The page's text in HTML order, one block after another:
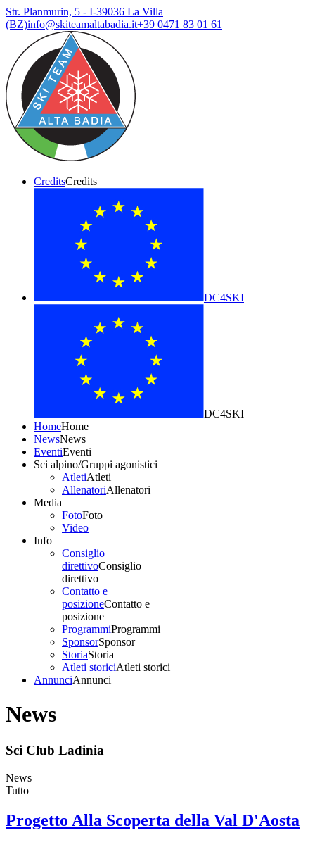
Str. Planmurin, 5 - I-39036 La Villa
(BZ)info@skiteamaltabadia.it+39 0471 83 01 61
CreditsCredits
DC4SKI
DC4SKI
HomeHome
NewsNews
EventiEventi
Sci alpino/Gruppi agonistici
AtletiAtleti
AllenatoriAllenatori
Media
FotoFoto
Video
Info
Consiglio
direttivoConsiglio
direttivo
Contatto e
posizioneContatto e
posizione
ProgrammiProgrammi
SponsorSponsor
StoriaStoria
Atleti storiciAtleti storici
AnnunciAnnunci
News
Sci Club Ladinia
News
Tutto
Progetto Alla Scoperta della Val D'Aosta